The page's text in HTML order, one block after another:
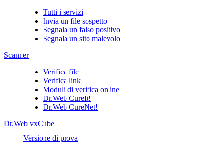
Tutti i servizi
Invia un file sospetto
Segnala un falso positivo
Segnala un sito malevolo
Scanner
Verifica file
Verifica link
Moduli di verifica online
Dr.Web CureIt!
Dr.Web CureNet!
Dr.Web vxCube
Versione di prova